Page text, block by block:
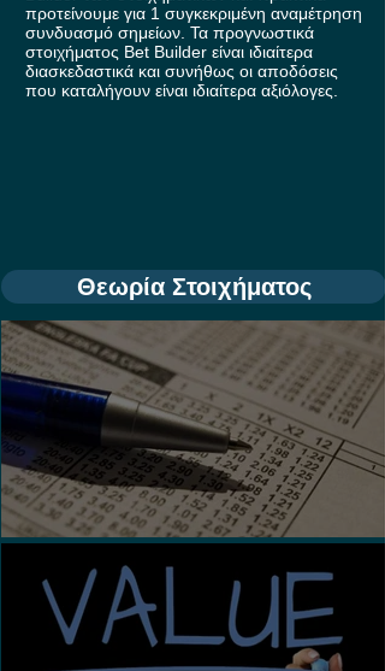
προτείνουμε για 1 συγκεκριμένη αναμέτρηση
συνδυασμό σημείων. Τα προγνωστικά
στοιχήματος Bet Builder είναι ιδιαίτερα
διασκεδαστικά και συνήθως οι αποδόσεις
που καταλήγουν είναι ιδιαίτερα αξιόλογες.
Θεωρία Στοιχήματος
Τι είναι τα Ασιατικά Χάντικαπ;